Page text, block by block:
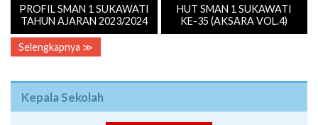
PROFIL SMAN 1 SUKAWATI
TAHUN AJARAN 2023/2024
HUT SMAN 1 SUKAWATI
KE-35 (AKSARA VOL.4)
Selengkapnya ≫
Kepala Sekolah